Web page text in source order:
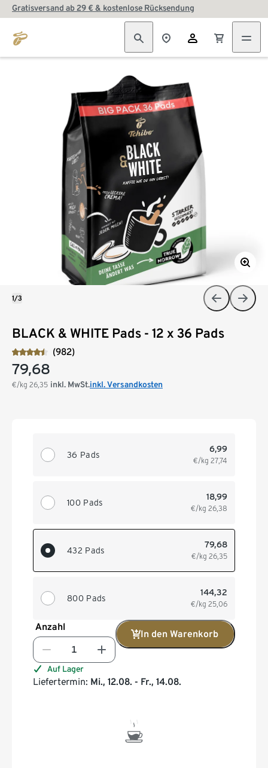
Gratisversand ab 29 € & kostenlose Rücksendung
BLACK & WHITE Pads - 12 x 36 Pads
(982)
79,68
€/kg 26,35 inkl. MwSt.inkl. Versandkosten
36 Pads
6,99
€/kg 27,74
100 Pads
18,99
€/kg 26,38
432 Pads
79,68
€/kg 26,35
800 Pads
144,32
€/kg 25,06
Anzahl
In den Warenkorb
Auf Lager
Liefertermin: Mi., 12.08. - Fr., 14.08.
1/3